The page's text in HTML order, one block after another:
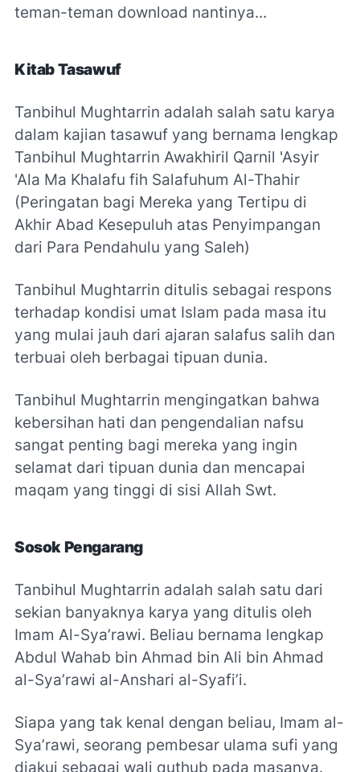
teman-teman download nantinya...
Kitab Tasawuf
Tanbihul Mughtarrin adalah salah satu karya
dalam kajian tasawuf yang bernama lengkap
Tanbihul Mughtarrin Awakhiril Qarnil 'Asyir
'Ala Ma Khalafu fih Salafuhum Al-Thahir
(Peringatan bagi Mereka yang Tertipu di
Akhir Abad Kesepuluh atas Penyimpangan
dari Para Pendahulu yang Saleh)
Tanbihul Mughtarrin ditulis sebagai respons
terhadap kondisi umat Islam pada masa itu
yang mulai jauh dari ajaran salafus salih dan
terbuai oleh berbagai tipuan dunia.
Tanbihul Mughtarrin mengingatkan bahwa
kebersihan hati dan pengendalian nafsu
sangat penting bagi mereka yang ingin
selamat dari tipuan dunia dan mencapai
maqam yang tinggi di sisi Allah Swt.
Sosok Pengarang
Tanbihul Mughtarrin adalah salah satu dari
sekian banyaknya karya yang ditulis oleh
Imam Al-Sya’rawi. Beliau bernama lengkap
Abdul Wahab bin Ahmad bin Ali bin Ahmad
al-Sya’rawi al-Anshari al-Syafi’i.
Siapa yang tak kenal dengan beliau, Imam al-
Sya’rawi, seorang pembesar ulama sufi yang
diakui sebagai wali quthub pada masanya.